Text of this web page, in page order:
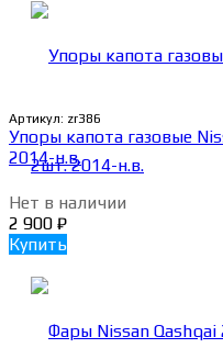
Артикул: zr386
Упоры капота газовые
2014-н.в.
Нет в наличии
2 900 ₽
Купить